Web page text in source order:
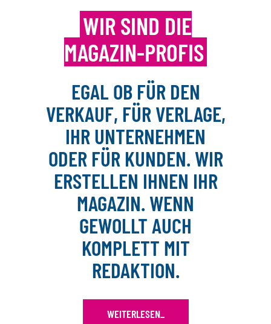
WIR SIND DIE
MAGAZIN-PROFIS
EGAL OB FÜR DEN
VERKAUF, FÜR VERLAGE,
IHR UNTERNEHMEN
ODER FÜR KUNDEN. WIR
ERSTELLEN IHNEN IHR
MAGAZIN. WENN
GEWOLLT AUCH
KOMPLETT MIT
REDAKTION.
WEITERLESEN_